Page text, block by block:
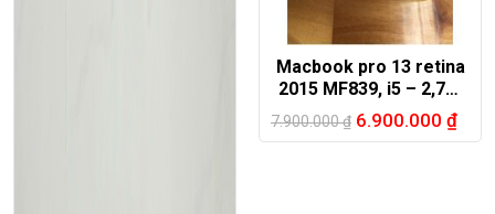
Macbook pro 13 retina
2015 MF839, i5 – 2,7G,
8G, zin 100%
7.900.000₫ 6.900.000 ₫